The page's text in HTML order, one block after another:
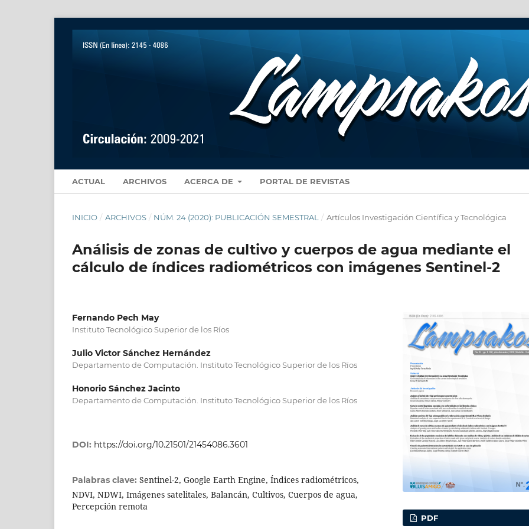
ACTUAL ARCHIVOS ACERCA DE PORTAL DE REVISTAS
INICIO / ARCHIVOS / NÚM. 24 (2020): PUBLICACIÓN SEMESTRAL / Artículos Investigación Científica y Tecnológica
Análisis de zonas de cultivo y cuerpos de agua mediante el
cálculo de índices radiométricos con imágenes Sentinel-2
Fernando Pech May
Instituto Tecnológico Superior de los Ríos
Julio Victor Sánchez Hernández
Departamento de Computación. Instituto Tecnológico Superior de los Rïos
Honorio Sánchez Jacinto
Departamento de Computación. Instituto Tecnológico Superior de los Ríos
DOI: https://doi.org/10.21501/21454086.3601
Palabras clave: Sentinel-2, Google Earth Engine, Índices radiométricos,
NDVI, NDWI, Imágenes satelitales, Balancán, Cultivos, Cuerpos de agua,
Percepción remota
PDF